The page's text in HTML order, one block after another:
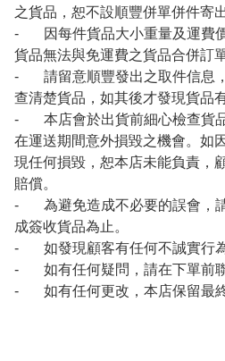
之貨品，恕不設順豐併單併件寄出
- 因每件貨品大小重量及運費
貨品無法與免運費之貨品合併訂
- 請留意順豐發出之取件信息
查清楚貨品，如其後才發現貨品
- 本店會於出貨前細心檢查貨
在運送期間意外損毀之機會。如
現任何損毀，恕本店未能負責，
賠償。
- 為避免造成不必要的誤會，
成簽收貨品為止。
- 如發現顧客有任何不誠實行為
- 如有任何疑問，請在下單前聯
- 如有任何更改，本店保留最終